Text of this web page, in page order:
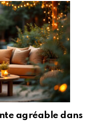
agréable dans